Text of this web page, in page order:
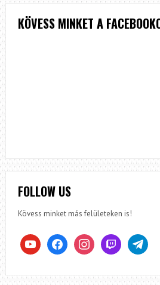
KÖVESS MINKET A
FOLLOW US
Kövess minket más felületeken is!
youtube facebookinstagramtwitch telegram